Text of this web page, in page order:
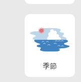
季節